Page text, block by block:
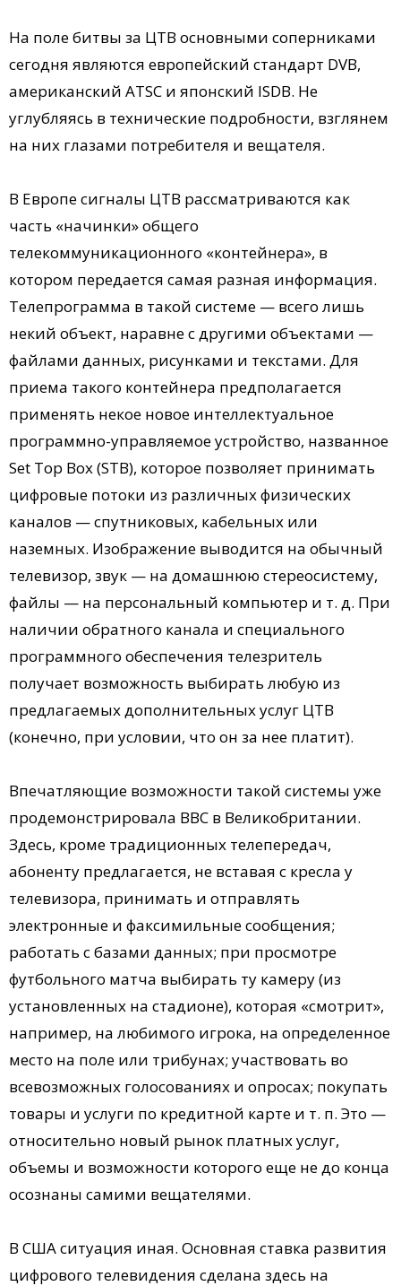
На поле битвы за ЦТВ основными соперниками
сегодня являются европейский стандарт DVB,
американский ATSC и японский ISDB. Не
углубляясь в технические подробности, взглянем
на них глазами потребителя и вещателя.
В Европе сигналы ЦТВ рассматриваются как
часть «начинки» общего
телекоммуникационного «контейнера», в
котором передается самая разная информация.
Телепрограмма в такой системе — всего лишь
некий объект, наравне с другими объектами —
файлами данных, рисунками и текстами. Для
приема такого контейнера предполагается
применять некое новое интеллектуальное
программно-управляемое устройство, названное
Set Top Box (STB), которое позволяет принимать
цифровые потоки из различных физических
каналов — спутниковых, кабельных или
наземных. Изображение выводится на обычный
телевизор, звук — на домашнюю стереосистему,
файлы — на персональный компьютер и т. д. При
наличии обратного канала и специального
программного обеспечения телезритель
получает возможность выбирать любую из
предлагаемых дополнительных услуг ЦТВ
(конечно, при условии, что он за нее платит).
Впечатляющие возможности такой системы уже
продемонстрировала BBC в Великобритании.
Здесь, кроме традиционных телепередач,
абоненту предлагается, не вставая с кресла у
телевизора, принимать и отправлять
электронные и факсимильные сообщения;
работать с базами данных; при просмотре
футбольного матча выбирать ту камеру (из
установленных на стадионе), которая «смотрит»,
например, на любимого игрока, на определенное
место на поле или трибунах; участвовать во
всевозможных голосованиях и опросах; покупать
товары и услуги по кредитной карте и т. п. Это —
относительно новый рынок платных услуг,
объемы и возможности которого еще не до конца
осознаны самими вещателями.
В США ситуация иная. Основная ставка развития
цифрового телевидения сделана здесь на